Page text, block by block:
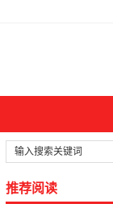
推荐阅读